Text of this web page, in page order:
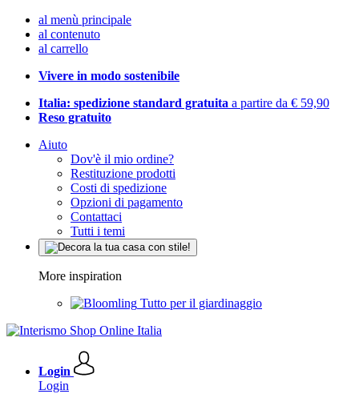
al menù principale
al contenuto
al carrello
Vivere in modo sostenibile
Italia: spedizione standard gratuita a partire da € 59,90
Reso gratuito
Aiuto
Dov'è il mio ordine?
Restituzione prodotti
Costi di spedizione
Opzioni di pagamento
Contattaci
Tutti i temi
More inspiration
Tutto per il giardinaggio
Login
Login